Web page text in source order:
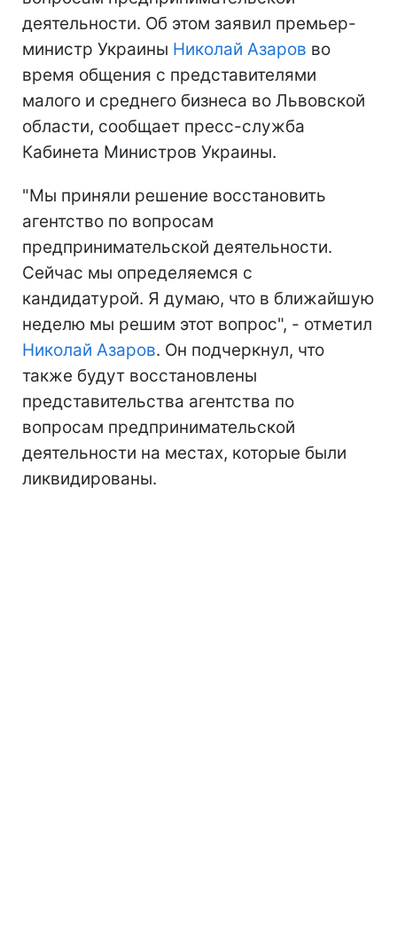
деятельности. Об этом заявил премьер-
министр Украины Николай Азаров во
время общения с представителями
малого и среднего бизнеса во Львовской
области, сообщает пресс-служба
Кабинета Министров Украины.
"Мы приняли решение восстановить
агентство по вопросам
предпринимательской деятельности.
Сейчас мы определяемся с
кандидатурой. Я думаю, что в ближайшую
неделю мы решим этот вопрос", - отметил
Николай Азаров. Он подчеркнул, что
также будут восстановлены
представительства агентства по
вопросам предпринимательской
деятельности на местах, которые были
ликвидированы.